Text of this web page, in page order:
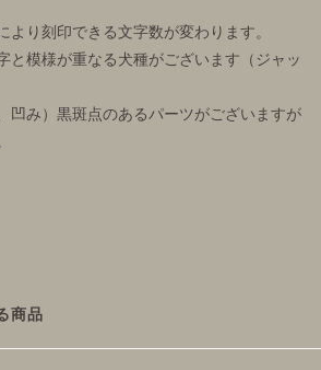
より刻印できる文字数が変わります。
模様が重なる犬種がございます（ジャッ
凹み）黒斑点のあるパーツがございますが
商品